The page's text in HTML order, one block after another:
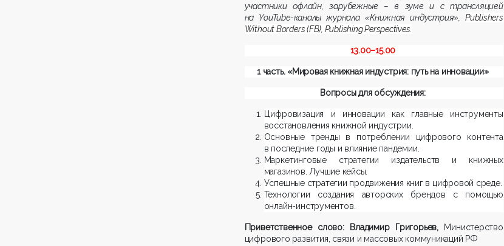
участники офлайн, зарубежные – в зуме и с трансляцией
на YouTube-каналы журнала «Книжная индустрия», Publishers
WithoutBorders(FB), PublishingPerspectives
13.00–15.00
1 часть. «Мировая книжная индустрия: путь на инновации»
Вопросы для обсуждения:
Цифровизация и инновации как главные инструменты
восстановления книжной индустрии.
Основные тренды в потреблении цифрового контента
в последние годы и влияние пандемии.
Маркетинговые стратегии издательств и книжных
магазинов. Лучшие кейсы.
Успешные стратегии продвижения книг в цифровой среде.
Технологии создания авторских брендов с помощью
онлайн-инструментов.
Приветственное слово: Владимир Григорьев, Министерство
цифрового развития, связи и массовых коммуникаций РФ